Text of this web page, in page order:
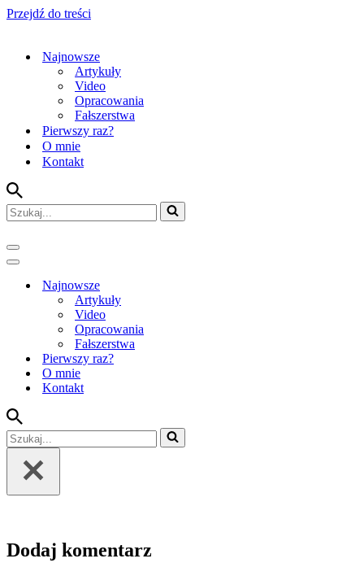
Przejdź do treści
Najnowsze
Artykuły
Video
Opracowania
Fałszerstwa
Pierwszy raz?
O mnie
Kontakt
Szukaj...
Menu
nawigacji
Menu
nawigacjiNajnowsze
Artykuły
Video
Opracowania
Fałszerstwa
Pierwszy raz?
O mnie
Kontakt
Szukaj...
Dodaj komentarz